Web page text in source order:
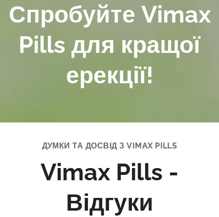
Спробуйте Vimax
Pills для кращої
ерекції!
ДУМКИ ТА ДОСВІД З VIMAX PILLS
Vimax Pills -
Відгуки